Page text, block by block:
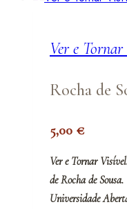
Ver e
Rocha de
5,00 €
Ver e Tornar
de Rocha de Sousa.
Universidade